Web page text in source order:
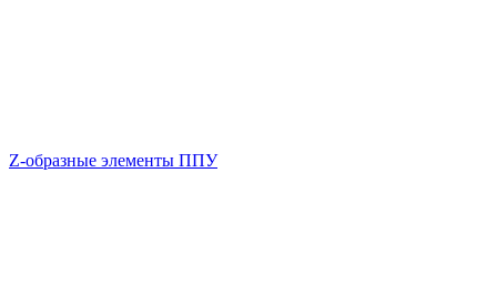
Z-образные элементы ППУ